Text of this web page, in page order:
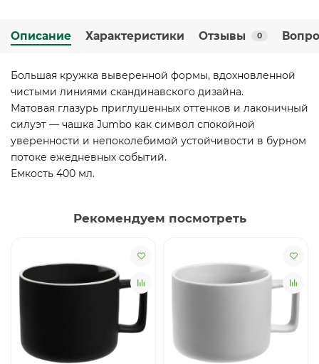
Описание Характеристики Отзывы 0
Большая кружка выверенной формы, вдохновленной
чистыми линиями скандинавского дизайна.
Матовая глазурь приглушенных оттенков и лаконичный
силуэт — чашка Jumbo как символ спокойной
уверенности и непоколебимой устойчивости в бурном
потоке ежедневных событий.
Емкость 400 мл.
Рекомендуем посмотреть